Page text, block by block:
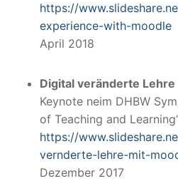
https://
experience-with-moodle
April 2018
Digital veränderte
Keynote neim DHBW
of Teaching and
https://
vernderte-lehre-mit-
Dezember 2017